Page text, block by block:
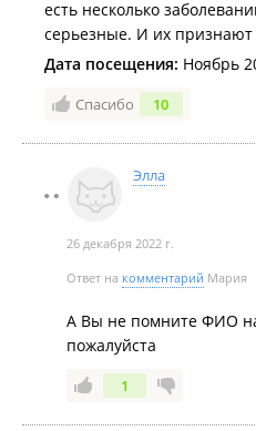
есть несколько
серьезные. И их
Дата посещения: Ноябрь
Спасибо 10
Элла
26 декабря 2022 г.
Ответ на комментарий Мария
А Вы не помните ФИО
пожалуйста
1